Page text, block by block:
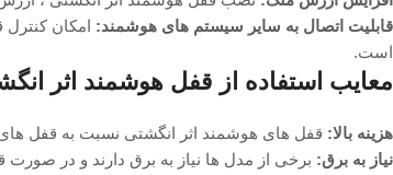
قابلیت اتصال به سایر سیستم‌ های هوشمند: امکان کنترل
است.
معایب استفاده از قفل هوشمند اثر
هزینه بالا: قفل ‌های هوشمند اثر انگشتی نسبت به قفل
نیاز به برق: برخی از مدل ‌ها نیاز به برق دارند و در